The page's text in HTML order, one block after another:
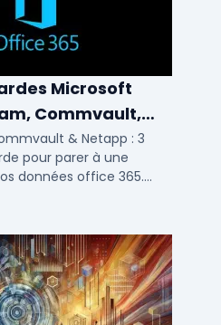
Microsoft
Commvault,
& Netapp : 3
pour parer à une
données office 365.